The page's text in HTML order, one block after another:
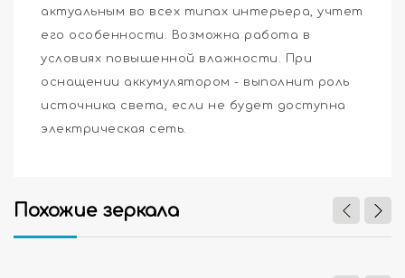
актуальным во всех типах интерьера, учтет
его особенности. Возможна работа в
условиях повышенной влажности. При
оснащении аккумулятором - выполнит роль
источника света, если не будет доступна
электрическая сеть.
Похожие зеркала